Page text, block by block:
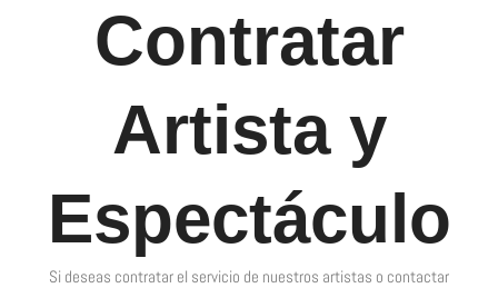
Contratar
Artista y
Espectáculo
Si deseas contratar el servicio de nuestros artistas o contactar